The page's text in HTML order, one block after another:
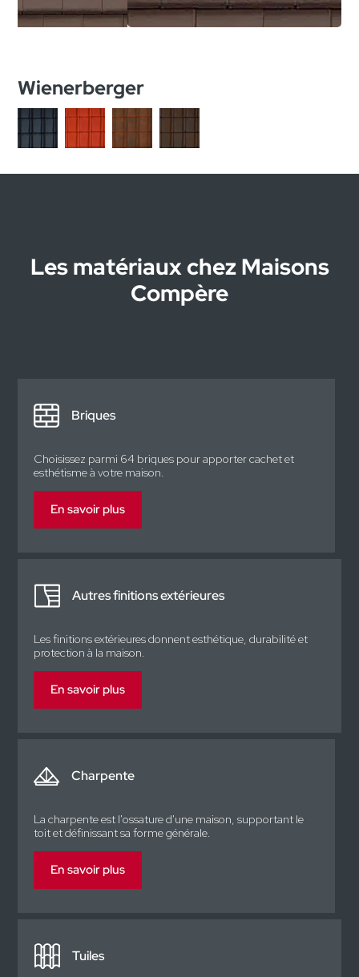
Wienerberger
Les matériaux chez Maisons
Compère
Briques
Choisissez parmi 64 briques pour apporter cachet et
esthétisme à votre maison.
En savoir plus
Autres finitions extérieures
Les finitions extérieures donnent esthétique, durabilité et
protection à la maison.
En savoir plus
Charpente
La charpente est l'ossature d'une maison, supportant le
toit et définissant sa forme générale.
En savoir plus
Tuiles